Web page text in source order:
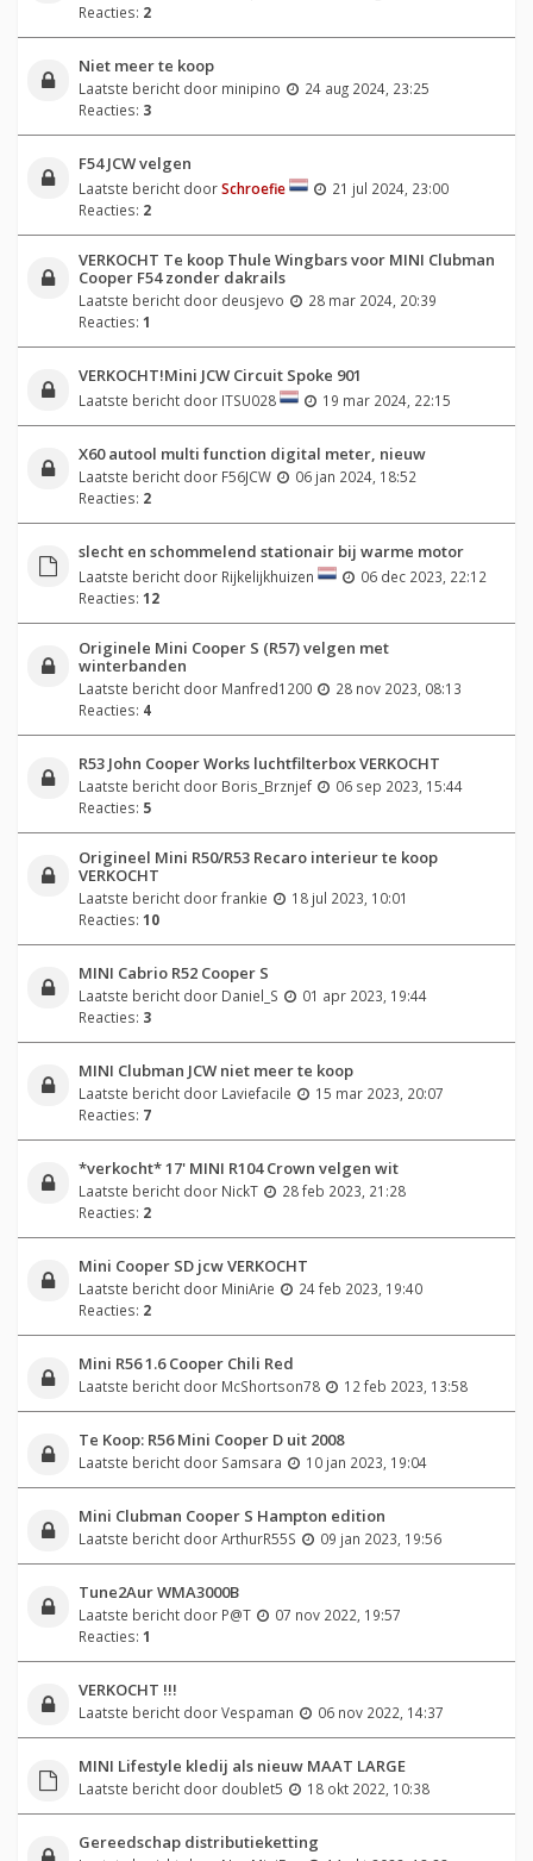
Reacties: 2
Niet meer te koop
Laatste bericht door minipino
24 aug 2024, 23:25
Reacties: 3
F54 JCW velgen
Laatste bericht doorSchroefie
21 jul 2024, 23:00
Reacties: 2
VERKOCHT Te koop Thule Wingbars voor MINI Clubman
Cooper F54 zonder dakrails
Laatste bericht door deusjevo
28 mar 2024, 20:39
Reacties: 1
VERKOCHT!Mini JCW Circuit Spoke 901
Laatste bericht door ITSU028 19 mar 2024, 22:15
X60 autool multi function digital meter, nieuw
Laatste bericht door F56JCW
06 jan 2024, 18:52
Reacties: 2
slecht en schommelend stationair bij warme motor
Laatste bericht door Rijkelijkhuizen
06 dec 2023, 22:12
Reacties: 12
Originele Mini Cooper S (R57) velgen met
winterbanden
Laatste bericht door Manfred1200
28 nov 2023, 08:13
Reacties: 4
R53 John Cooper Works luchtfilterbox VERKOCHT
Laatste bericht door Boris_Brznjef
06 sep 2023, 15:44
Reacties: 5
Origineel Mini R50/R53 Recaro interieur te koop
VERKOCHT
Laatste bericht doorfrankie
18 jul 2023, 10:01
Reacties: 10
MINI Cabrio R52 Cooper S
Laatste bericht door Daniel_S
01 apr 2023, 19:44
Reacties: 3
MINI Clubman JCW niet meer te koop
Laatste bericht door Laviefacile
15 mar 2023, 20:07
Reacties: 7
*verkocht* 17' MINI R104 Crown velgen wit
Laatste bericht door NickT
28 feb 2023, 21:28
Reacties: 2
Mini Cooper SD jcw VERKOCHT
Laatste bericht door MiniArie
24 feb 2023, 19:40
Reacties: 2
Mini R56 1.6 Cooper Chili Red
Laatste bericht door McShortson78 12 feb 2023, 13:58
Te Koop: R56 Mini Cooper D uit 2008
Laatste bericht door Samsara 10 jan 2023, 19:04
Mini Clubman Cooper S Hampton edition
Laatste bericht doorArthurR55S 09 jan 2023, 19:56
Tune2Aur WMA3000B
Laatste bericht door P@T
07 nov 2022, 19:57
Reacties: 1
VERKOCHT !!!
Laatste bericht doorVespaman 06 nov 2022, 14:37
MINI Lifestyle kledij als nieuw MAAT LARGE
Laatste bericht door doublet5 18 okt 2022, 10:38
Gereedschap distributieketting